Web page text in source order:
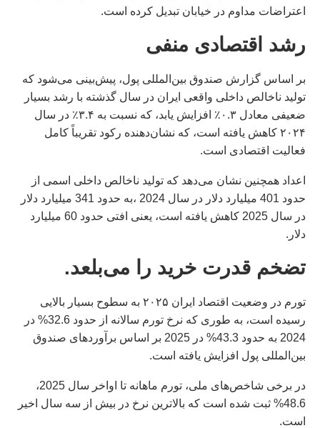
اعتراضات مداوم در خیابان تبدیل کرده است.
رشد اقتصادی منفی
بر اساس گزارش صندوق بین‌المللی پول، پیش‌بینی می‌شود که
تولید ناخالص داخلی واقعی ایران در سال گذشته با رشد بسیار
ضعیفی معادل ۰.۳٪ افزایش یابد، که نسبت به ۳.۴٪ در سال
۲۰۲۴ کاهش یافته است، که نشان‌دهنده رکود تقریباً کامل
فعالیت اقتصادی است.
اعداد همچنین نشان می‌دهد که تولید ناخالص داخلی اسمی از
حدود 401 میلیارد دلار در سال 2024 ،به حدود 341 میلیارد دلار
در سال 2025 کاهش یافته است، یعنی افتی حدود 60 میلیارد
دلار.
تضخم قدرت خرید را می‌بلعد.
تورم در وضعیت اقتصاد ایران ۲۰۲۵ به سطوح بسیار بالایی
رسیده است، به طوری که نرخ تورم سالانه از حدود 32.6% در
2024 به حدود 43.3% در 2025 بر اساس برآوردهای صندوق
بین‌المللی پول افزایش یافته است.
در برخی شاخص‌های ملی، تورم ماهانه تا اواخر سال 2025،
48.6% ثبت شده است که بالاترین نرخ در بیش از سه سال اخیر
است.